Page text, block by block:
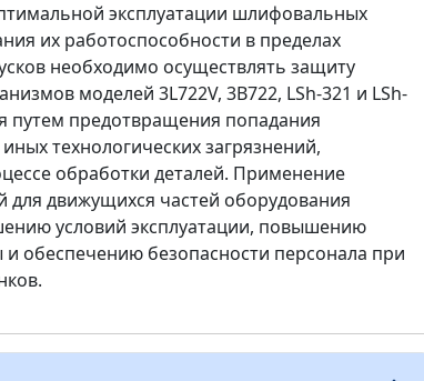
эксплуатации шлифовальных
их работоспособности в пределах
необходимо осуществлять защиту
моделей 3L722V, 3B722, LSh-321 и LSh-
путем предотвращения попадания
технологических загрязнений,
обработки деталей. Применение
движущихся частей оборудования
условий эксплуатации, повышению
обеспечению безопасности персонала при